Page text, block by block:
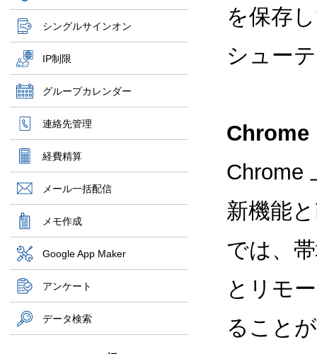
シングルサインオン
IP制限
グループカレンダー
連絡先管理
経費精算
メール一括配信
メモ作成
Google App Maker
アンケート
データ検索
を保存
シュー
Chrome
Chrome
新機能
では、
とリモ
ること